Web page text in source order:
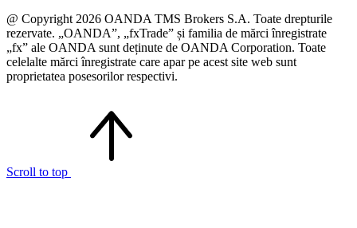
@ Copyright 2026 OANDA TMS Brokers S.A. Toate drepturile
rezervate. „OANDA”, „fxTrade” și familia de mărci înregistrate
„fx” ale OANDA sunt deținute de OANDA Corporation. Toate
celelalte mărci înregistrate care apar pe acest site web sunt
proprietatea posesorilor respectivi.
Scroll to top